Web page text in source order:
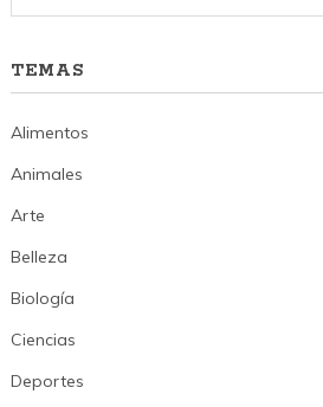
TEMAS
Alimentos
Animales
Arte
Belleza
Biología
Ciencias
Deportes